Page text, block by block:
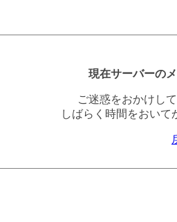
現在サーバーの
ご迷惑をおかけし
しばらく時間をおいて